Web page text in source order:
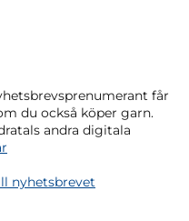
får
du också köper garn.
andra digitala
nyhetsbrevet